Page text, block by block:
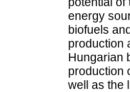
energy
biofuels
production
Hungarian
production
well as the